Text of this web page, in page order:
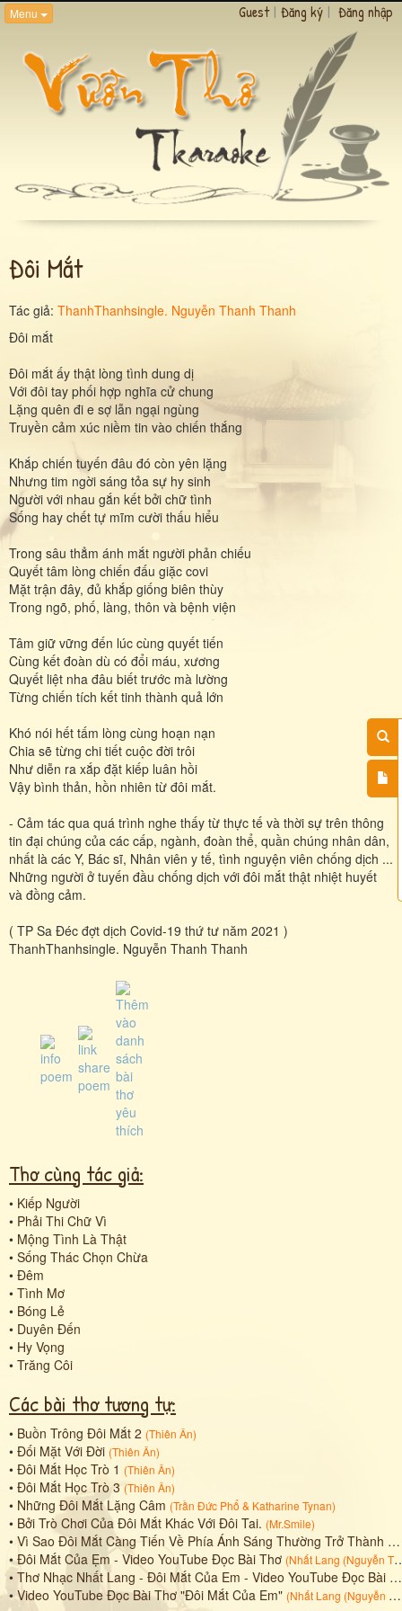
Menu Guest | Đăng ký | Đăng nhập
Đôi Mắt
Tác giả: ThanhThanhsingle. Nguyễn Thanh Thanh
Đôi mắt
Đôi mắt ấy thật lòng tình dung dị
Với đôi tay phối hợp nghĩa cử chung
Lặng quên đi e sợ lẫn ngại ngùng
Truyền cảm xúc niềm tin vào chiến thắng
Khắp chiến tuyến đâu đó còn yên lặng
Nhưng tim ngời sáng tỏa sự hy sinh
Người với nhau gắn kết bởi chữ tình
Sống hay chết tự mĩm cười thấu hiểu
Trong sâu thẳm ánh mắt người phản chiếu
Quyết tâm lòng chiến đấu giặc covi
Mặt trận đây, đủ khắp giống biên thùy
Trong ngõ, phố, làng, thôn và bệnh viện
Tâm giữ vững đến lúc cùng quyết tiến
Cùng kết đoàn dù có đổi máu, xương
Quyết liệt nha đâu biết trước mà lường
Từng chiến tích kết tinh thành quả lớn
Khó nói hết tấm lòng cùng hoạn nạn
Chia sẽ từng chi tiết cuộc đời trôi
Như diễn ra xắp đặt kiếp luân hồi
Vậy bình thản, hồn nhiên từ đôi mắt.
- Cảm tác qua quá trình nghe thấy từ thực tế và thời sự trên thông
tin đại chúng của các cấp, ngành, đoàn thể, quần chúng nhân dân,
nhất là các Y, Bác sĩ, Nhân viên y tế, tình nguyện viên chống dịch ...
Những người ở tuyến đầu chống dịch với đôi mắt thật nhiệt huyết
và đồng cảm.
( TP Sa Đéc đợt dịch Covid-19 thứ tư năm 2021 )
ThanhThanhsingle. Nguyễn Thanh Thanh
Thơ cùng tác giả:
• Kiếp Người
• Phải Thi Chữ Vì
• Mộng Tình Là Thật
• Sống Thác Chọn Chừa
• Đêm
• Tình Mơ
• Bóng Lẻ
• Duyên Đến
• Hy Vọng
• Trăng Côi
Các bài thơ tương tự:
• Buồn Trông Đôi Mắt 2 (Thiên Ân)
• Đối Mặt Với Đời (Thiên Ân)
• Đôi Mắt Học Trò 1 (Thiên Ân)
• Đôi Mắt Học Trò 3 (Thiên Ân)
• Những Đôi Mắt Lặng Câm (Trần Đức Phổ & Katharine Tynan)
• Bởi Trò Chơi Của Đôi Mắt Khác Với Đôi Tai. (Mr.Smile)
• Vì Sao Đôi Mắt Càng Tiến Về Phía Ánh Sáng Thường Trở Thành Mặt Phẳng (Chỉ Có Tia Tới Và Tia Phản Xạ)
•Đôi Mắt Của Ẹm - Video YouTube Đọc Bài Thơ (Nhất Lang (Nguyễn Thành Sáng)
• Thơ Nhạc Nhất Lang - Đôi Mắt Của Em - Video YouTube Đọc Bài Thơ
•Video YouTube Đọc Bài Thơ "Đôi Mắt Của Em" (Nhất Lang (Nguyễn Thành Sáng)